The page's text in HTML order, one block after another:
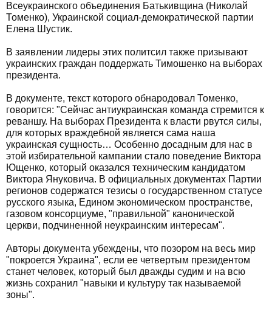
Всеукраинского объединения Батькивщина (Николай
Томенко), Украинской социал-демократической партии
Елена Шустик.
В заявлении лидеры этих политсил также призывают
украинских граждан поддержать Тимошенко на выборах
президента.
В документе, текст которого обнародовал Томенко,
говорится: "Сейчас антиукраинская команда стремится к
реваншу. На выборах Президента к власти рвутся силы,
для которых враждебной является сама наша
украинская сущность… Особенно досадным для нас в
этой избирательной кампании стало поведение Виктора
Ющенко, который оказался техническим кандидатом
Виктора Януковича. В официальных документах Партии
регионов содержатся тезисы о государственном статусе
русского языка, Едином экономическом пространстве,
газовом консорциуме, "правильной" канонической
церкви, подчиненной неукраинским интересам".
Авторы документа убеждены, что позором на весь мир
"покроется Украина", если ее четвертым президентом
станет человек, который был дважды судим и на всю
жизнь сохранил "навыки и культуру так называемой
зоны".